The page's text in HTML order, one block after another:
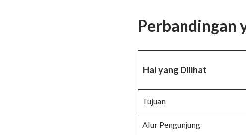
Perbandingan
Hal yang Dilihat
Tujuan
Alur Pengunjung